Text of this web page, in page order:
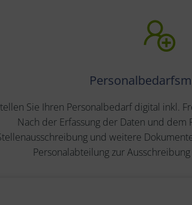
Sie Ihren Personalbedarf digital inkl.
Nach der Erfassung der Daten und dem
und weitere
Personalabteilung zur